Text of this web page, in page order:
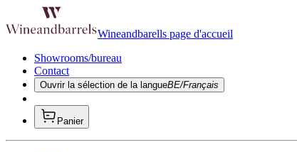
Wineandbarells page d'accueil
Showrooms/bureau
Contact
Ouvrir la sélection de la langueBE/Français
Panier